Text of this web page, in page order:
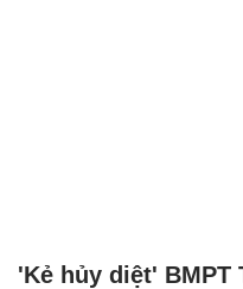
'Kẻ hủy diệt' BMPT